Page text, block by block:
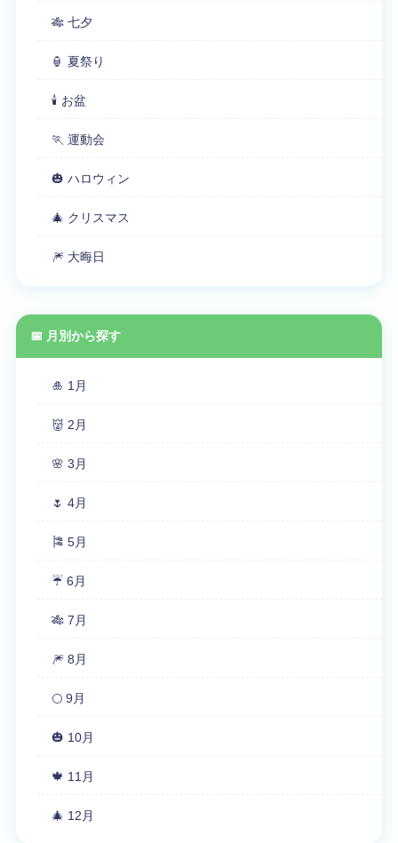
🎋 七夕
🏮 夏祭り
🕯 お盆
🏃 運動会
🎃 ハロウィン
🎄 クリスマス
🎆 大晦日
📅 月別から探す
🎍 1月
👹 2月
🌸 3月
🌷 4月
🎏 5月
☔ 6月
🎋 7月
🎆 8月
🌕 9月
🎃 10月
🍁 11月
🎄 12月